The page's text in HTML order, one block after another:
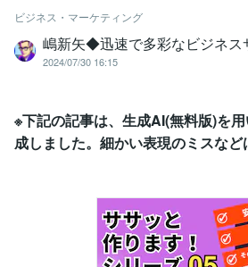
ビジネス・マーケティング
嶋新矢◆迅速で多彩なビジネ
2024/07/30 16:15
※下記の記事は、生成AI(無料版)を
成しました。細かい表現のミスな